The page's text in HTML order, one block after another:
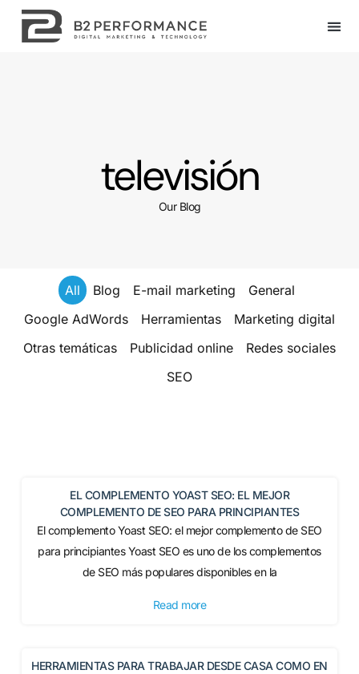
televisión
Our Blog
Blog E-mail marketing
General
Google AdWords
Herramientas
Marketing digital
Otras temáticas
Publicidad online
Redes sociales
SEO
All
EL COMPLEMENTO YOAST SEO: EL MEJOR
COMPLEMENTO DE SEO PARA PRINCIPIANTES
El complemento Yoast SEO: el mejor complemento de SEO
para principiantes Yoast SEO es uno de los complementos
de SEO más populares disponibles en la
Read more
HERRAMIENTAS PARA TRABAJAR DESDE CASA COMO EN